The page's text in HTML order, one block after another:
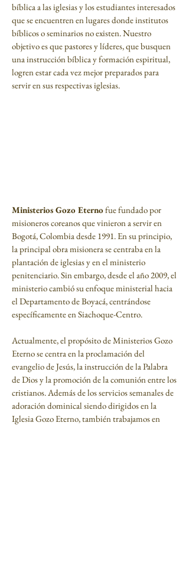
bíblica a las iglesias y los estudiantes interesados
que se encuentren en lugares donde institutos
bíblicos o seminarios no existen. Nuestro
objetivo es que pastores y líderes, que busquen
una instrucción bíblica y formación espiritual,
logren estar cada vez mejor preparados para
servir en sus respectivas iglesias.
Ministerios Gozo Eternofue fundado por
misioneros coreanos que vinieron a servir en
Bogotá, Colombia desde 1991. En su principio,
la principal obra misionera se centraba en la
plantación de iglesias y en el ministerio
penitenciario. Sin embargo, desde el año 2009, el
ministerio cambió su enfoque ministerial hacia
el Departamento de Boyacá, centrándose
específicamente en Siachoque-Centro.
Actualmente, el propósito de Ministerios Gozo
Eterno se centra en la proclamación del
evangelio de Jesús, la instrucción de la Palabra
de Dios y la promoción de la comunión entre los
cristianos. Además de los servicios semanales de
adoración dominical siendo dirigidos en la
Iglesia Gozo Eterno, también trabajamos en